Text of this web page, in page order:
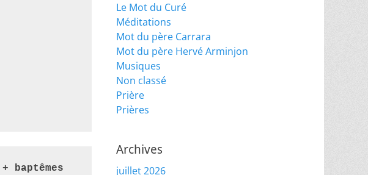
+ baptêmes
Le Mot du Curé
Méditations
Mot du père Carrara
Mot du père Hervé Arminjon
Musiques
Non classé
Prière
Prières
Archives
juillet 2026